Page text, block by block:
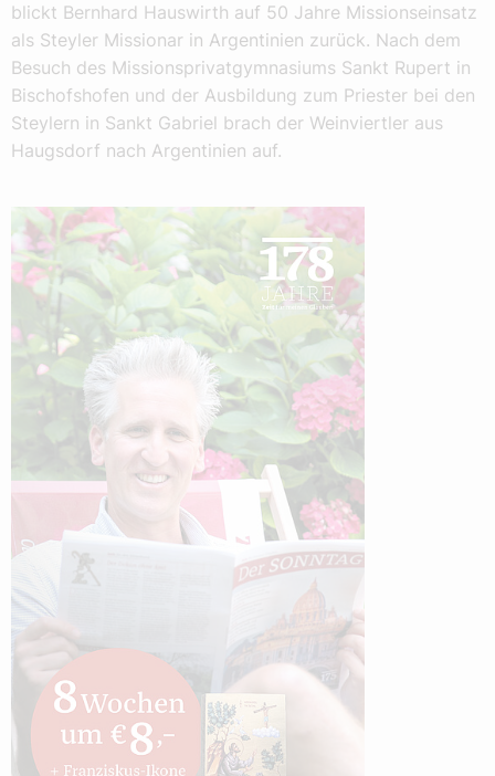
blickt Bernhard Hauswirth auf 50 Jahre Missionseinsatz
als Steyler Missionar in Argentinien zurück. Nach dem
Besuch des Missionsprivatgymnasiums Sankt Rupert in
Bischofshofen und der Ausbildung zum Priester bei den
Steylern in Sankt Gabriel brach der Weinviertler aus
Haugsdorf nach Argentinien auf.